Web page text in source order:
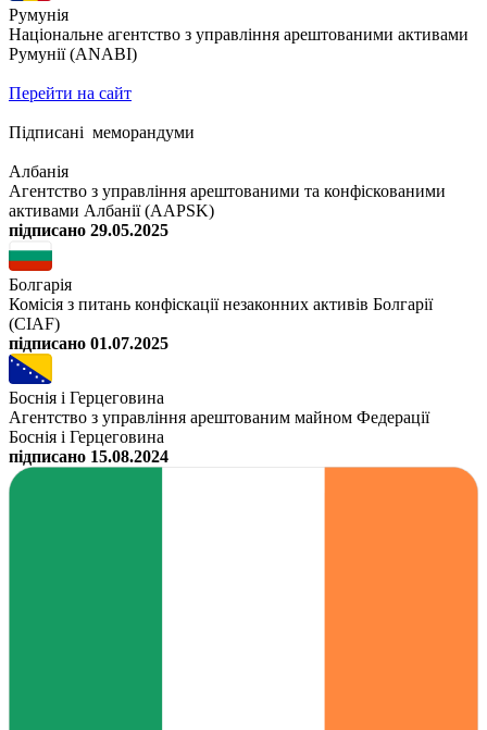
Румунія
Національне агентство з управління арештованими активами
Румунії (ANABI)
Перейти на сайт
Підписані меморандуми
Албанія
Агентство з управління арештованими та конфіскованими
активами Албанії (AAPSK)
підписано 29.05.2025
Болгарія
Комісія з питань конфіскації незаконних активів Болгарії
(CIAF)
підписано 01.07.2025
Боснія і Герцеговина
Агентство з управління арештованим майном Федерації
Боснія і Герцеговина
підписано 15.08.2024